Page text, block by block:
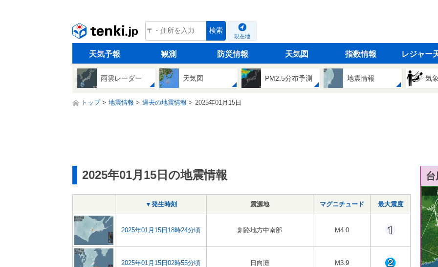
tenki.jp 検索
現在地
天気予報 観測 防災情報 天気図 指数情報 レジャー
雨雲レーダー 天気図 PM2.5分布予測 地震情報 気
トップ 地震情報 過去の地震情報 2025年01月15日
2025年01月15日の地震情報
▼発生時刻 震源地 マグニチュード 最大震度
2025年01月15日18時24分頃 釧路地方中南部 M4.0
2025年01月15日02時55分頃 日向灘 M3.9